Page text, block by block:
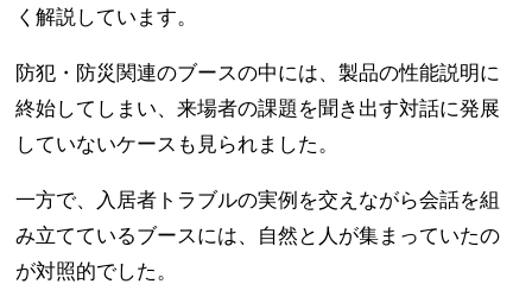
く解説しています。
防犯・防災関連のブースの中には、製品の性能説明に
終始してしまい、来場者の課題を聞き出す対話に発展
していないケースも見られました。
一方で、入居者トラブルの実例を交えながら会話を組
み立てているブースには、自然と人が集まっていたの
が対照的でした。